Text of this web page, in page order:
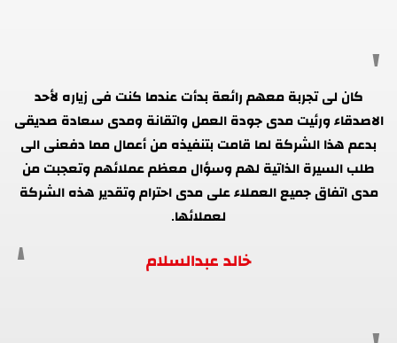
كان لى تجربة معهم رائعة بدأت عندما كنت فى زياره لأحد
الاصدقاء ورئيت مدى جودة العمل واتقانة ومدى سعادة صديقى
بدعم هذا الشركة لما قامت بتنفيذه من أعمال مما دفعنى الى
طلب السيرة الذاتية لهم وسؤال معظم عملائهم وتعجبت من
مدى اتفاق جميع العملاء على مدى احترام وتقدير هذه الشركة
لعملائها.
خالد عبدالسلام